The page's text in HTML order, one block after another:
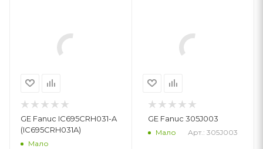
GE Fanuc IC695CRH031-A
(IC695CRH031A)
Мало
GE Fanuc 305J003
Мало Арт.: 305J003